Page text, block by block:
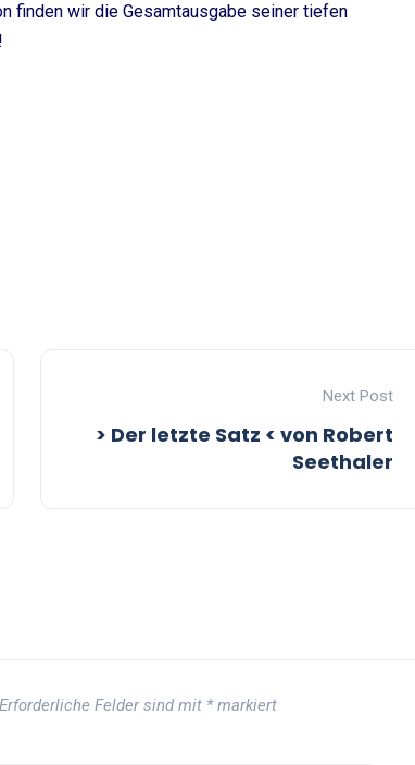
finden wir die Gesamtausgabe seiner tiefen
Next Post
> Der letzte Satz < von Robert
Seethaler
Erforderliche Felder sind mit *markiert